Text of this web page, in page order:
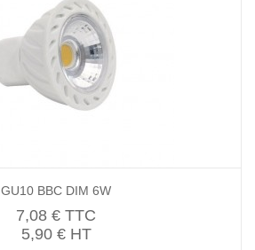
GU10 BBC DIM 6W
7,08 € TTC
5,90 € HT